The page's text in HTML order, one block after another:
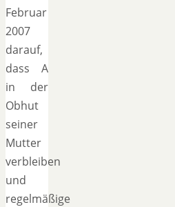
Februar
2007
darauf,
dass A
in der
Obhut
seiner
Mutter
verbleiben
und
regelmäßige